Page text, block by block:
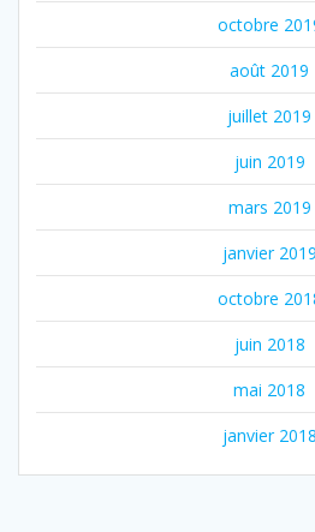
octobre
août 2019
juillet 2019
juin 2019
mars 2019
janvier 2019
octobre
juin 2018
mai 2018
janvier 2018